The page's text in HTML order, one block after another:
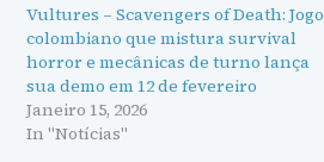
Vultures – Scavengers of Death: Jogo
colombiano que mistura survival
horror e mecânicas de turno lança
sua demo em 12 de fevereiro
Janeiro 15, 2026
In "Notícias"